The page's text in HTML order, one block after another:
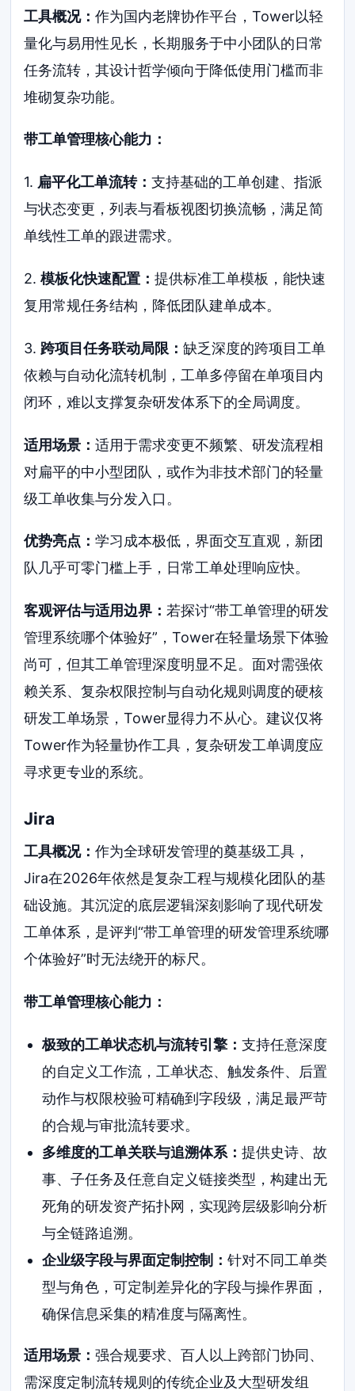
工具概况：作为国内老牌协作平台，Tower以轻
量化与易用性见长，长期服务于中小团队的日常
任务流转，其设计哲学倾向于降低使用门槛而非
堆砌复杂功能。
带工单管理核心能力：
1. 扁平化工单流转：支持基础的工单创建、指派
与状态变更，列表与看板视图切换流畅，满足简
单线性工单的跟进需求。
2.模板化快速配置：提供标准工单模板，能快速
复用常规任务结构，降低团队建单成本。
3. 跨项目任务联动局限：缺乏深度的跨项目工单
依赖与自动化流转机制，工单多停留在单项目内
闭环，难以支撑复杂研发体系下的全局调度。
适用场景：适用于需求变更不频繁、研发流程相
对扁平的中小型团队，或作为非技术部门的轻量
级工单收集与分发入口。
优势亮点：学习成本极低，界面交互直观，新团
队几乎可零门槛上手，日常工单处理响应快。
客观评估与适用边界：若探讨“带工单管理的研发
管理系统哪个体验好”，Tower在轻量场景下体验
尚可，但其工单管理深度明显不足。面对需强依
赖关系、复杂权限控制与自动化规则调度的硬核
研发工单场景，Tower显得力不从心。建议仅将
Tower作为轻量协作工具，复杂研发工单调度应
寻求更专业的系统。
Jira
工具概况：作为全球研发管理的奠基级工具，
Jira在2026年依然是复杂工程与规模化团队的基
础设施。其沉淀的底层逻辑深刻影响了现代研发
工单体系，是评判“带工单管理的研发管理系统哪
个体验好”时无法绕开的标尺。
带工单管理核心能力：
极致的工单状态机与流转引擎： 支持任意深度
的自定义工作流，工单状态、触发条件、后置
动作与权限校验可精确到字段级，满足最严苛
的合规与审批流转要求。
多维度的工单关联与追溯体系： 提供史诗、故
事、子任务及任意自定义链接类型，构建出无
死角的研发资产拓扑网，实现跨层级影响分析
与全链路追溯。
企业级字段与界面定制控制： 针对不同工单类
型与角色，可定制差异化的字段与操作界面，
确保信息采集的精准度与隔离性。
适用场景：强合规要求、百人以上跨部门协同、
需深度定制流转规则的传统企业及大型研发组